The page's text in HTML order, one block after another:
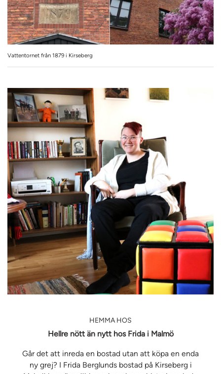
Vattentornet från 1879 i Kirseberg
HEMMA HOS
Hellre nött än nytt hos Frida i Malmö
Går det att inreda en bostad utan att köpa en enda
ny grej? I Frida Berglunds bostad på Kirseberg i